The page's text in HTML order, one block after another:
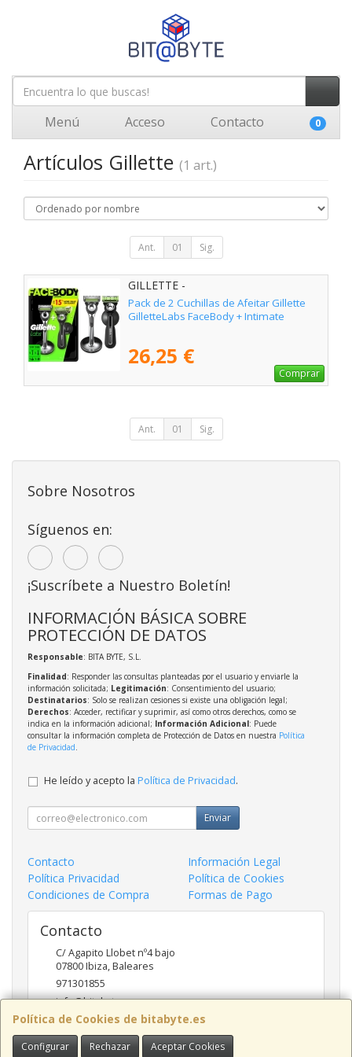
Menú Acceso Contacto 0
Artículos Gillette (1 art.)
Ant. 01 Sig.
GILLETTE -
Pack de 2 Cuchillas de Afeitar Gillette
GilletteLabs FaceBody + Intimate
26,25 €
Comprar
Ant. 01 Sig.
Política de Cookies de bitabyte.es
Configurar Rechazar Aceptar Cookies
Sobre Nosotros
Síguenos en:
¡Suscríbete a Nuestro Boletín!
INFORMACIÓN BÁSICA SOBRE
PROTECCIÓN DE DATOS
Responsable: BITA BYTE, S.L.
Finalidad: Responder las consultas planteadas por el usuario y enviarle la
información solicitada; Legitimación: Consentimiento del usuario;
Destinatarios: Solo se realizan cesiones si existe una obligación legal;
Derechos: Acceder, rectificar y suprimir, así como otros derechos, como se
indica en la información adicional; Información Adicional: Puede
consultar la información completa de Protección de Datos en nuestra Política
de Privacidad.
He leído y acepto la Política de Privacidad.
Enviar
Contacto
Información Legal
Política Privacidad
Política de Cookies
Condiciones de Compra
Formas de Pago
Contacto
C/ Agapito Llobet nº4 bajo
07800Ibiza,Baleares
971301855
info@bitabyte.es
Horario